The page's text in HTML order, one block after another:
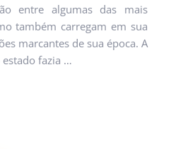
entre algumas das mais
também carregam em sua
marcantes de sua época. A
fazia …